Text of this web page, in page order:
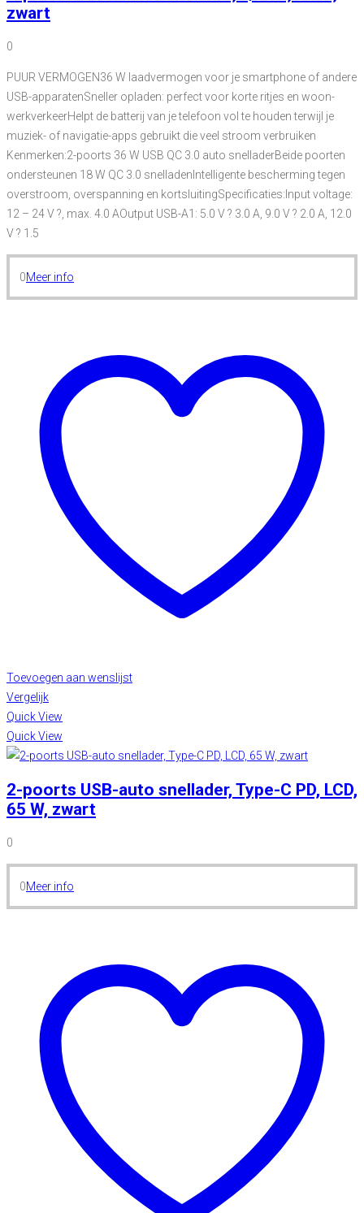
zwart
0
PUUR VERMOGEN36 W laadvermogen voor je smartphone of andere
USB-apparatenSneller opladen: perfect voor korte ritjes en woon-
werkverkeerHelpt de batterij van je telefoon vol te houden terwijl je
muziek- of navigatie-apps gebruikt die veel stroom verbruiken
Kenmerken:2-poorts 36 W USB QC 3.0 auto snelladerBeide poorten
ondersteunen 18 W QC 3.0 snelladenIntelligente bescherming tegen
overstroom, overspanning en kortsluitingSpecificaties:Input voltage:
12 – 24 V ?, max. 4.0 AOutput USB-A1: 5.0 V ? 3.0 A, 9.0 V ? 2.0 A, 12.0
V ? 1.5
0Meer info
Toevoegen aan wenslijst
Vergelijk
Quick View
Quick View
2-poorts USB-auto snellader, Type-C PD, LCD,
65 W, zwart
0
0Meer info